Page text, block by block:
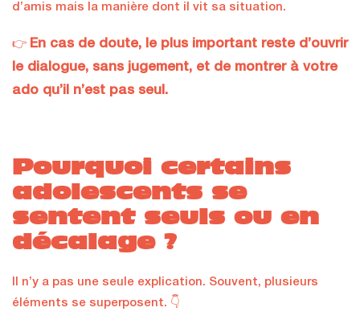
d’amis mais la manière dont il vit sa situation.
👉 En cas de doute, le plus important reste d’ouvrir
le dialogue, sans jugement, et de montrer à votre
ado qu’il n’est pas seul.
Pourquoi certains
adolescents se
sentent seuls ou en
décalage ?
Il n’y a pas une seule explication. Souvent, plusieurs
éléments se superposent. 👇